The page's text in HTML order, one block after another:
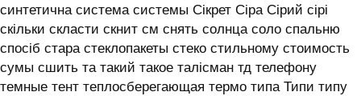
синтетична система системы ‎Сікрет Сіра Сірий сірі
скільки скласти скнит см снять солнца соло спальню
спосіб стара стеклопакеты стеко стильному стоимость
сумы сшить та такий такое талісман тд телефону
темные тент теплосберегающая термо типа Типи типу